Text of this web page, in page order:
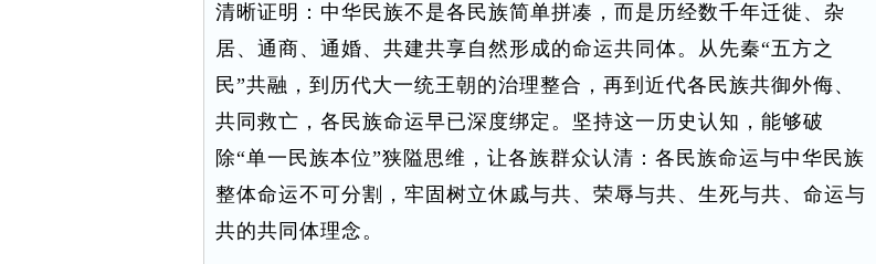
清晰证明：中华民族不是各民族简单拼凑，而是历经数千年迁徙、杂
居、通商、通婚、共建共享自然形成的命运共同体。从先秦“五方之
民”共融，到历代大一统王朝的治理整合，再到近代各民族共御外侮、
共同救亡，各民族命运早已深度绑定。坚持这一历史认知，能够破
除“单一民族本位”狭隘思维，让各族群众认清：各民族命运与中华民族
整体命运不可分割，牢固树立休戚与共、荣辱与共、生死与共、命运与
共的共同体理念。